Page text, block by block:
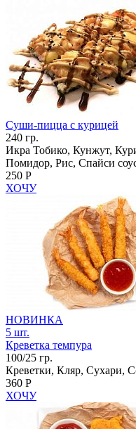
Суши-пицца с курицей
240 гр.
Икра Тобико, Кунжут,
Помидор, Рис, Спайси
250 Р
ХОЧУ
НОВИНКА
5 шт.
Креветка темпура
100/25 гр.
Креветки, Кляр, Сухари,
360 Р
ХОЧУ